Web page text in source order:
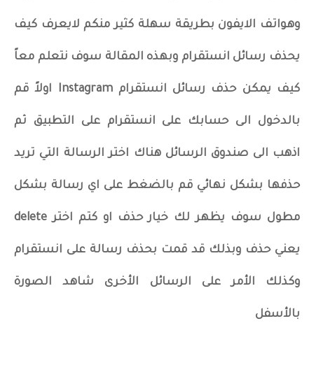
وهواتف الايفون بطريقة سهلة كثير منكم لايعرف كيف
يحذف رسائل انستقرام وبهذه المقالة سوف نتعلم معاً
كيف يمكن حذف رسائل انستقرام Instagram اولاً قم
بالدخول الى حسابك على انستقرام على التطبيق ثم
اذهب الى صندوق الرسائل هناك اختر الرسالة التي تريد
حذفها بشكل نهائي قم بالضغط على اي رسالة بشكل
مطول سوف يظهر لك خيار حذف او كتم اختر delete
يعني حذف وبذلك قد قمت بحذف رسالة على انستقرام
وكذلك الأمر على الرسائل الأخرى شاهد الصورة
بالأسفل